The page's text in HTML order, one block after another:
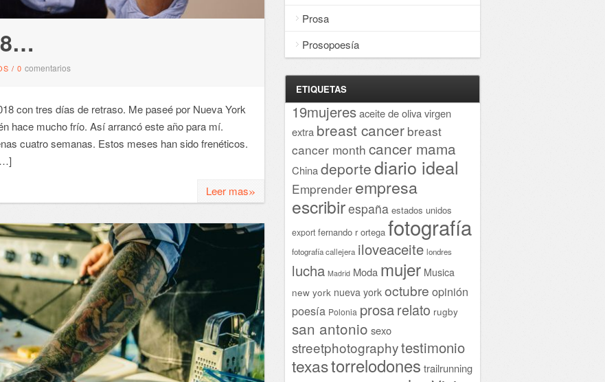
/ 0 comentarios
con tres días de retraso. Me paseé por Nueva York
hace mucho frío. Así arrancó este año para mí.
cuatro semanas. Estos meses han sido frenéticos.
Leer mas»
Prosa
Prosopoesía
ETIQUETAS
19mujeresaceite de oliva virgen
extra breast cancer breast
cancer month cancer mama
Chinadeportediario ideal
Emprender empresa
escribirespaña estados unidos
export fernando r ortega fotografía
fotografía callejera iloveaceite londres
lucha Madrid Moda mujer Musica
new york nueva york octubre opinión
poesía Polonia prosarelato rugby
san antonio sexo
streetphotographytestimonio
texastorrelodones trailrunning